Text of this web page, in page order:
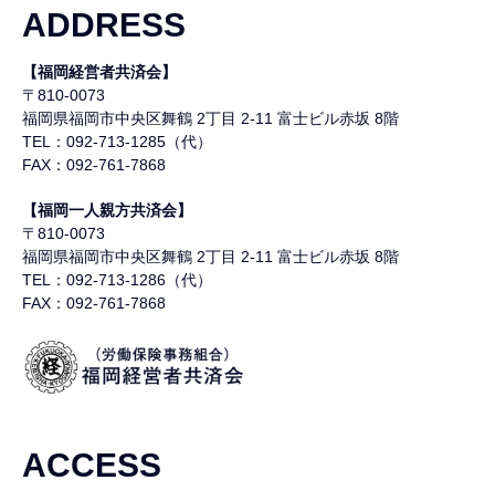
ADDRESS
【福岡経営者共済会】
〒810-0073
福岡県福岡市中央区舞鶴 2丁目 2-11 富士ビル赤坂 8階
TEL：092-713-1285（代）
FAX：092-761-7868
【福岡一人親方共済会】
〒810-0073
福岡県福岡市中央区舞鶴 2丁目 2-11 富士ビル赤坂 8階
TEL：092-713-1286（代）
FAX：092-761-7868
ACCESS